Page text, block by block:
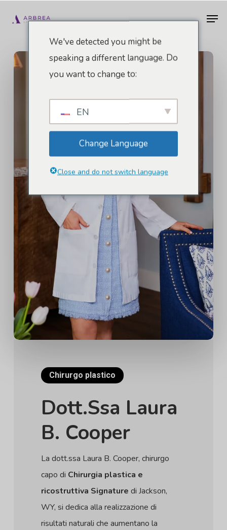
principale
Chirurgo plastico
Dott.ssa Laura
B. Cooper
La dott.ssa Laura B. Cooper, chirurgo
capo di Chirurgia plastica e
ricostruttiva Signature di Jackson,
WY, si dedica alla realizzazione di
risultati naturali che aumentano la
We've detected you might be
speaking a different language. Do
you want to change to:
EN
Change Language
Close and do not switch language